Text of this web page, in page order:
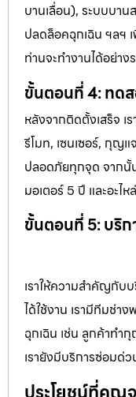
บานเลื่อน), ระบบบาน
ปลดล็อคฉุกเฉิน ฯลฯ
ท่านจะทำงานได้อย่าง
ขั้นตอนที่ 4: ทด
หลังจากติดตั้งเสร็จ เ
รีโมท, เซนเซอร์, กุญ
ปลอดภัยทุกจุด จากนั้
มอเตอร์ 5 ปี และอะไห
ขั้นตอนที่ 5: บริก
เราให้ความสำคัญกับ
ได้ใช้งาน เรามีทีมช่า
ฉุกเฉิน เช่น ลูกค้าทำ
เรายังมีบริการซ่อมด่